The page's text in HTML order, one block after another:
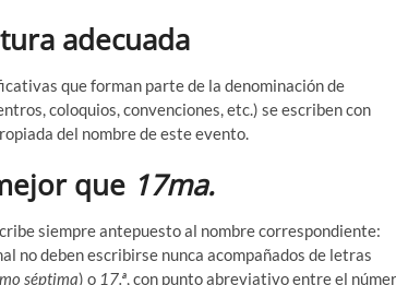
adecuada
que forman parte de la denominación de
coloquios, convenciones, etc.) se escriben con
del nombre de este evento.
que 17ma.
siempre antepuesto al nombre correspondiente:
no deben escribirse nunca acompañados de letras
séptima) o 17.ª, con punto abreviativo entre el